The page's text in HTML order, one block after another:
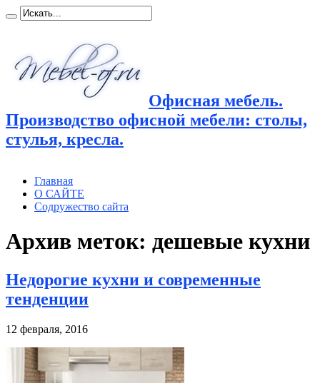
Офисная мебель.
Производство офисной мебели: столы,
стулья, кресла.
Главная
О САЙТЕ
Содружество сайта
Архив меток: дешевые кухни
Недорогие кухни и современные
тенденции
12 февраля, 2016